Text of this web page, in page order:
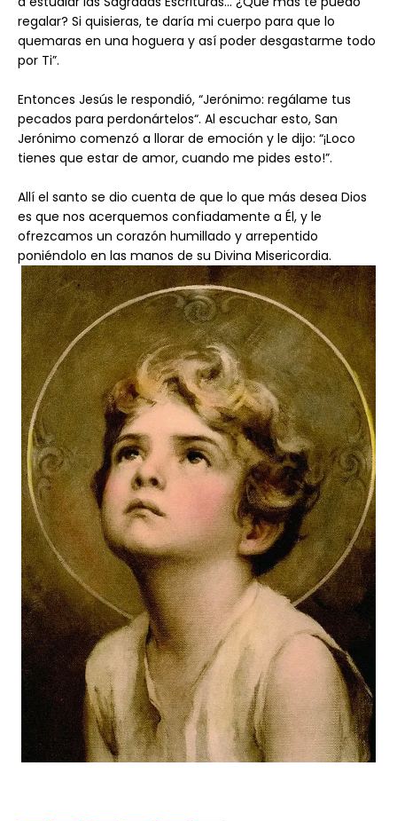
regalar? Si quisieras, te daría mi cuerpo para que lo
quemaras en una hoguera y así poder desgastarme todo
por Ti”.
Entonces Jesús le respondió, “Jerónimo: regálame tus
pecados para perdonártelos“. Al escuchar esto, San
Jerónimo comenzó a llorar de emoción y le dijo: “¡Loco
tienes que estar de amor, cuando me pides esto!”.
Allí el santo se dio cuenta de que lo que más desea Dios
es que nos acerquemos confiadamente a Él, y le
ofrezcamos un corazón humillado y arrepentido
poniéndolo en las manos de su Divina Misericordia.